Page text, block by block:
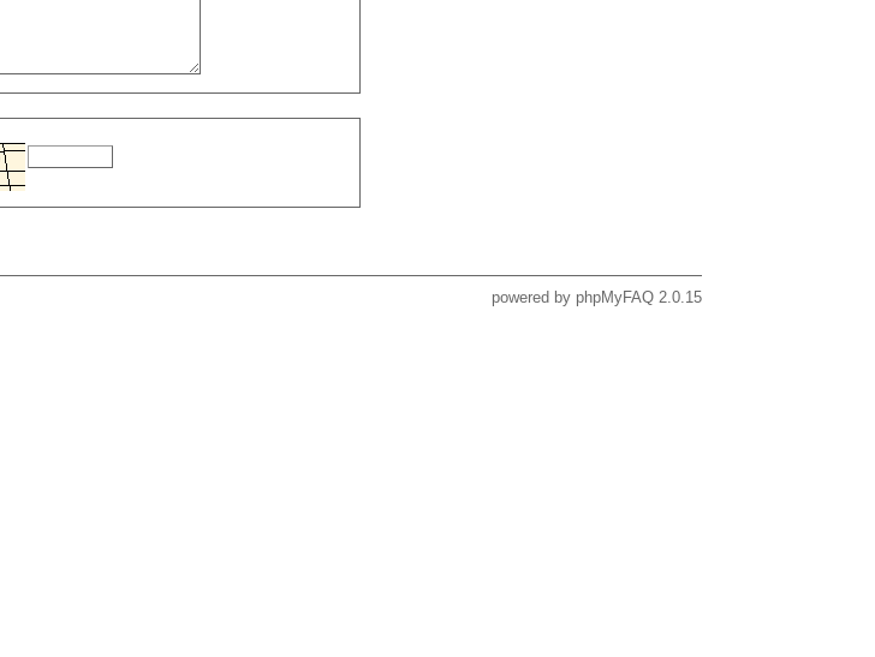
powered by phpMyFAQ 2.0.15